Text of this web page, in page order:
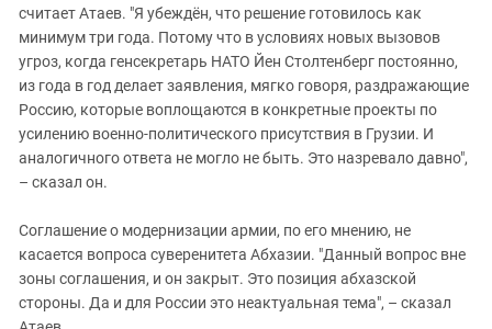
считает Атаев. "Я убеждён, что решение готовилось как
минимум три года. Потому что в условиях новых вызовов
угроз, когда генсекретарь НАТО Йен Столтенберг постоянно,
из года в год делает заявления, мягко говоря, раздражающие
Россию, которые воплощаются в конкретные проекты по
усилению военно-политического присутствия в Грузии. И
аналогичного ответа не могло не быть. Это назревало давно",
– сказал он.
Соглашение о модернизации армии, по его мнению, не
касается вопроса суверенитета Абхазии. "Данный вопрос вне
зоны соглашения, и он закрыт. Это позиция абхазской
стороны. Да и для России это неактуальная тема", – сказал